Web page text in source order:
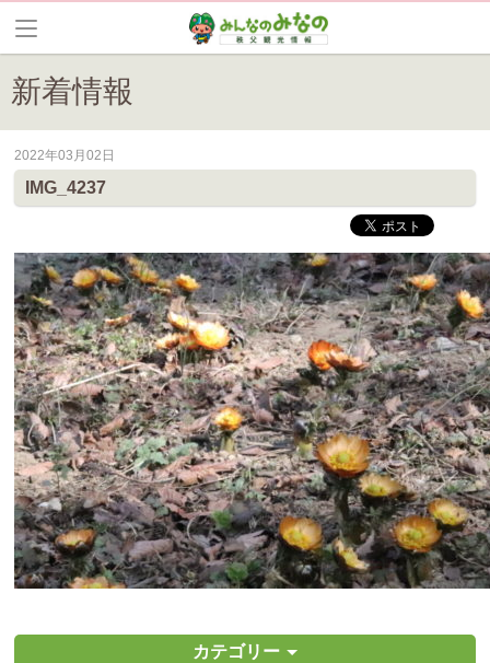
新着情報
皆野町のイベントやお祭り、花情報等の最新情報や観光協会会員情報
2022年03月02日
IMG_4237
カテゴリー